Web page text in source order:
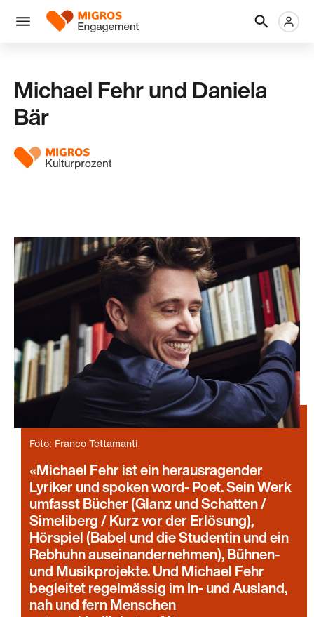
Navigation
überspringen
Menü
Logo
Michael Fehr und Daniela
Bär
Foto: Franco Tettamanti
Michael Fehr ist ein herausragender
Lyriker und spoken word- Poet. Sein Werk
umfasst Bücher (Glanz und Schatten /
Simeliberg / Kurz vor der Erlösung),
Hörspiel (Babel und die Studentin und ein
Rebhuhn auseinandernehmen), Bühnen-
und Musikprojekte. Und Michael Fehr
begleitet regelmässig im In- und Ausland,
nah und fern Menschen